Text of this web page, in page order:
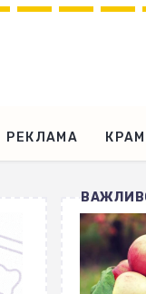
РЕКЛАМА